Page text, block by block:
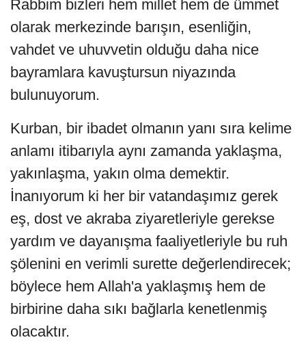
Rabbim bizleri hem millet hem de ümmet
olarak merkezinde barışın, esenliğin,
vahdet ve uhuvvetin olduğu daha nice
bayramlara kavuştursun niyazında
bulunuyorum.
Kurban, bir ibadet olmanın yanı sıra kelime
anlamı itibarıyla aynı zamanda yaklaşma,
yakınlaşma, yakın olma demektir.
İnanıyorum ki her bir vatandaşımız gerek
eş, dost ve akraba ziyaretleriyle gerekse
yardım ve dayanışma faaliyetleriyle bu ruh
şölenini en verimli surette değerlendirecek;
böylece hem Allah'a yaklaşmış hem de
birbirine daha sıkı bağlarla kenetlenmiş
olacaktır.